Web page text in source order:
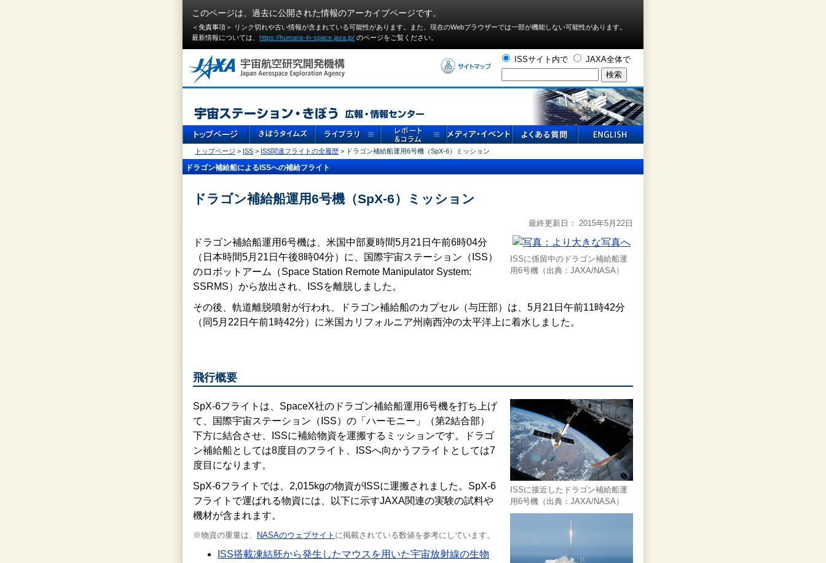
このページは、過去に公開された情報のアーカイブページです。
＜免責事項＞ リンク切れや古い情報が含まれている可能性があります。また、現在のWebブラウザーでは⼀部が機能しない可能性があります。
最新情報については、 https://humans-in-space.jaxa.jp/ のページをご覧ください。
ISSサイト内で JAXA全体で
トップページ > ISS > ISS関連フライトの全履歴 > ドラゴン補給船運用6号機（SpX-6）ミッション
ドラゴン補給船によるISSへの補給フライト
ドラゴン補給船運用6号機（SpX-6）ミッション
最終更新日： 2015年5月22日
ISSに係留中のドラゴン補給船運
用6号機（出典：JAXA/NASA）
ドラゴン補給船運用6号機は、米国中部夏時間5月21日午前6時04分
（日本時間5月21日午後8時04分）に、国際宇宙ステーション（ISS）
のロボットアーム（Space Station Remote Manipulator System:
SSRMS）から放出され、ISSを離脱しました。
その後、軌道離脱噴射が行われ、ドラゴン補給船のカプセル（与圧部）は、5月21日午前11時42分
（同5月22日午前1時42分）に米国カリフォルニア州南西沖の太平洋上に着水しました。
飛行概要
ISSに接近したドラゴン補給船運
用6号機（出典：JAXA/NASA）
SpX-6フライトは、SpaceX社のドラゴン補給船運用6号機を打ち上げ
て、国際宇宙ステーション（ISS）の「ハーモニー」（第2結合部）
下方に結合させ、ISSに補給物資を運搬するミッションです。ドラゴ
ン補給船としては8度目のフライト、ISSへ向かうフライトとしては7
度目になります。
SpX-6フライトでは、2,015kgの物資がISSに運搬されました。SpX-6
フライトで運ばれる物資には、以下に示すJAXA関連の実験の試料や
機材が含まれます。
※物資の重量は、 NASAのウェブサイト に掲載されている数値を参考にしています。
ISS搭載凍結胚から発生したマウスを用いた宇宙放射線の生物